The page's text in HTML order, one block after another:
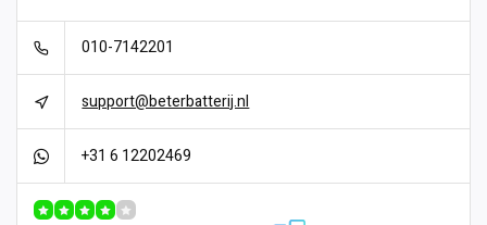
010-7142201
support@beterbatterij.nl
+31 6 12202469